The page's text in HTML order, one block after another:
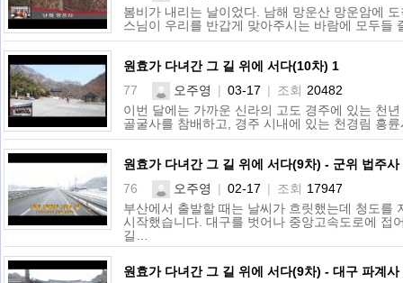
봄비가 내리는 날이었다. 남해 망운산 망운암에
스님이 우리를 반갑게 맞아주시는 바람에 모두
원효가 다녀간 그 길 위에 서다(10차) 1
77
오주영 | 03-17 | 조회 20482
이번 달에는 가까운 신라의 고도 경주에 있는 천
골굴사를 참배하고, 경주 시내에 있는 천경림 흥
원효가 다녀간 그 길 위에 서다(9차) - 군위 법주사
76
오주영 | 02-17 | 조회 17947
부산에서 출발할 때는 날씨가 흐릿했는데 청도를
시작했습니다. 대구를 벗어나 중앙고속도로에 접
길…
원효가 다녀간 그 길 위에 서다(9차) - 대구 파계사